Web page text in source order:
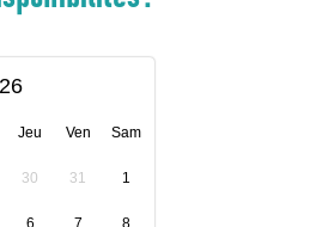
Jeu Ven Sam
30 31 1
6 7 8